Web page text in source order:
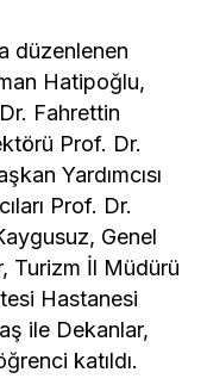
düzenlenen
Hatipoğlu,
Fahrettin
Prof. Dr.
Yardımcısı
Prof. Dr.
Genel
Turizm İl Müdürü
Hastanesi
ile Dekanlar,
katıldı.